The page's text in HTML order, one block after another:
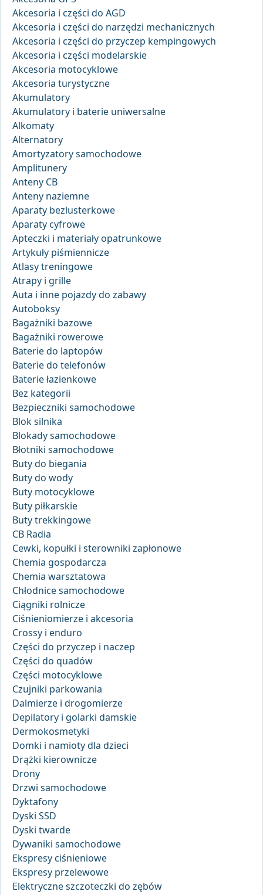
Akcesoria i części do AGD
Akcesoria i części do narzędzi mechanicznych
Akcesoria i części do przyczep kempingowych
Akcesoria i części modelarskie
Akcesoria motocyklowe
Akcesoria turystyczne
Akumulatory
Akumulatory i baterie uniwersalne
Alkomaty
Alternatory
Amortyzatory samochodowe
Amplitunery
Anteny CB
Anteny naziemne
Aparaty bezlusterkowe
Aparaty cyfrowe
Apteczki i materiały opatrunkowe
Artykuły piśmiennicze
Atlasy treningowe
Atrapy i grille
Auta i inne pojazdy do zabawy
Autoboksy
Bagażniki bazowe
Bagażniki rowerowe
Baterie do laptopów
Baterie do telefonów
Baterie łazienkowe
Bez kategorii
Bezpieczniki samochodowe
Blok silnika
Blokady samochodowe
Błotniki samochodowe
Buty do biegania
Buty do wody
Buty motocyklowe
Buty piłkarskie
Buty trekkingowe
CB Radia
Cewki, kopułki i sterowniki zapłonowe
Chemia gospodarcza
Chemia warsztatowa
Chłodnice samochodowe
Ciągniki rolnicze
Ciśnieniomierze i akcesoria
Crossy i enduro
Części do przyczep i naczep
Części do quadów
Części motocyklowe
Czujniki parkowania
Dalmierze i drogomierze
Depilatory i golarki damskie
Dermokosmetyki
Domki i namioty dla dzieci
Drążki kierownicze
Drony
Drzwi samochodowe
Dyktafony
Dyski SSD
Dyski twarde
Dywaniki samochodowe
Ekspresy ciśnieniowe
Ekspresy przelewowe
Elektryczne szczoteczki do zębów